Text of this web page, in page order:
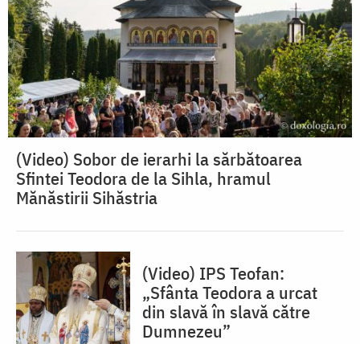
(Video) Sobor de ierarhi la sărbătoarea
Sfintei Teodora de la Sihla, hramul
Mănăstirii Sihăstria
(Video) IPS Teofan:
„Sfânta Teodora a urcat
din slavă în slavă către
Dumnezeu”